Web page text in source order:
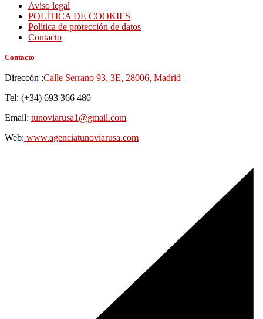
Aviso legal
POLÍTICA DE COOKIES
Política de protección de datos
Contacto
Contacto
Direccón :Calle Serrano 93, 3E, 28006, Madrid
Tel: (+34) 693 366 480
Email: tunoviarusa1@gmail.com
Web: www.agenciatunoviarusa.com